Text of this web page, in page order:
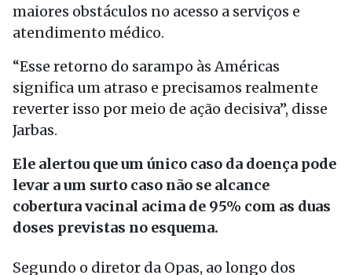
maiores obstáculos no acesso a serviços e
atendimento médico.
“Esse retorno do sarampo às Américas
significa um atraso e precisamos realmente
reverter isso por meio de ação decisiva”, disse
Jarbas.
Ele alertou que um único caso da doença pode
levar a um surto caso não se alcance
cobertura vacinal acima de 95% com as duas
doses previstas no esquema.
Segundo o diretor da Opas, ao longo dos